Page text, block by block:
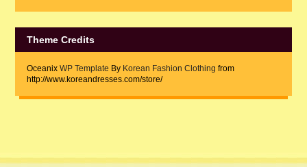
Theme Credits
Oceanix WP Template By Korean Fashion Clothing from
http://www.koreandresses.com/store/